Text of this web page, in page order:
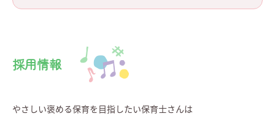
採用情報
やさしい褒める保育を目指したい保育士さんは